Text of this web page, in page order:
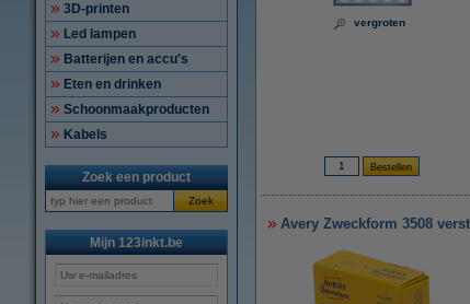
3D-printen
Led lampen
Batterijen en accu's
Eten en drinken
Schoonmaakproducten
Kabels
Zoek een product
Zoek
Mijn 123inkt.be
vergroten
Avery Zweckform 3508